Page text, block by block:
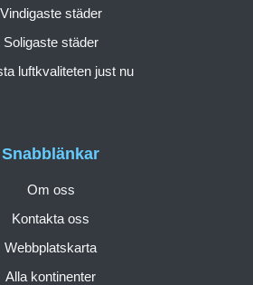
Snabblänkar
Om oss
Kontakta oss
Webbplatskarta
Alla kontinenter
Vindigaste städer
Soligaste städer
luftkvaliteten just nu